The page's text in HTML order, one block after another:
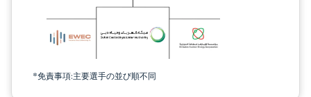
*免責事項:主要選手の並び順不同